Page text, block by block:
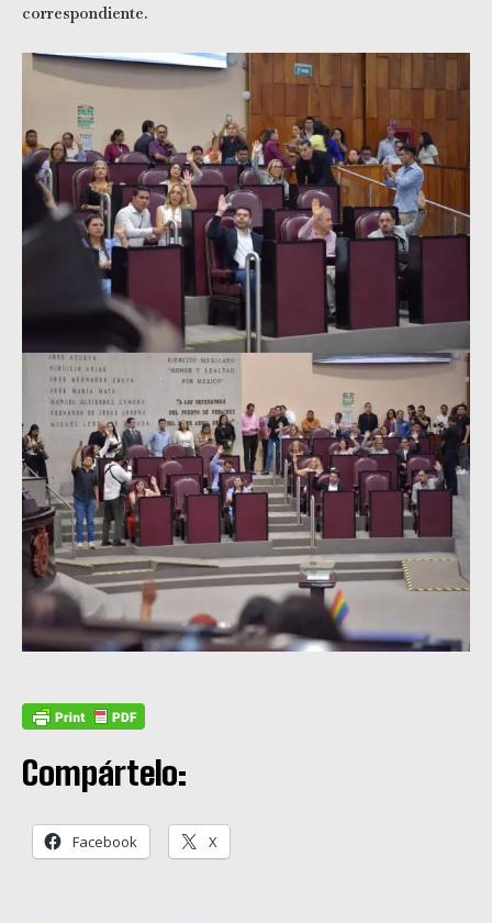
correspondiente.
Compártelo:
Facebook X